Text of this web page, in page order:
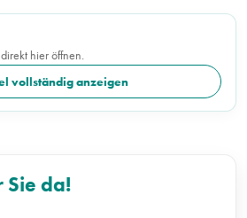
hier öffnen.
vollständig anzeigen
Sie da!